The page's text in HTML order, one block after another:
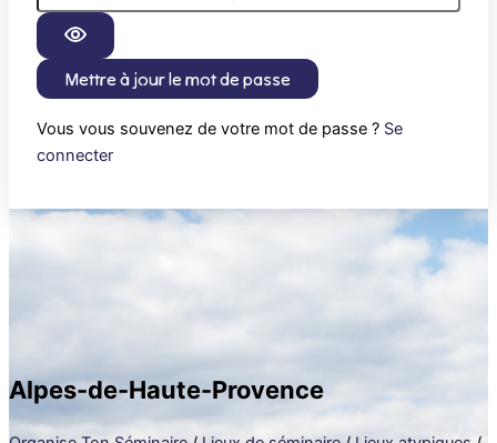
Mettre à jour le mot de passe
Vous vous souvenez de votre mot de passe ? Se
connecter
Alpes-de-Haute-Provence